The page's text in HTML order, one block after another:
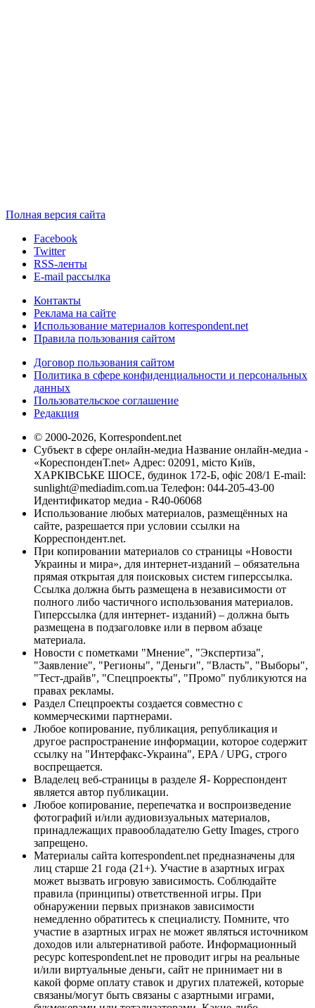
Полная версия сайта
Facebook
Twitter
RSS-ленты
E-mail рассылка
Контакты
Реклама на сайте
Использование материалов korrespondent.net
Правила пользования сайтом
Договор пользования сайтом
Политика в сфере конфиденциальности и персональных
данных
Пользовательское соглашение
Редакция
© 2000-2026, Korrespondent.net
Субъект в сфере онлайн-медиа Название онлайн-медиа -
«КореспонденТ.net» Адрес: 02091, місто Київ,
ХАРКІВСЬКЕ ШОСЕ, будинок 172-Б, офіс 208/1 E-mail:
sunlight@mediadim.com.ua Телефон: 044-205-43-00
Идентификатор медиа - R40-06068
Использование любых материалов, размещённых на
сайте, разрешается при условии ссылки на
Корреспондент.net.
При копировании материалов со страницы «Новости
Украины и мира», для интернет-изданий – обязательна
прямая открытая для поисковых систем гиперссылка.
Ссылка должна быть размещена в независимости от
полного либо частичного использования материалов.
Гиперссылка (для интернет- изданий) – должна быть
размещена в подзаголовке или в первом абзаце
материала.
Новости с пометками "Мнение", "Экспертиза",
"Заявление", "Регионы", "Деньги", "Власть", "Выборы",
"Тест-драйв", "Спецпроекты", "Промо" публикуются на
правах рекламы.
Раздел Спецпроекты создается совместно с
коммерческими партнерами.
Любое копирование, публикация, републикация и
другое распространение информации, которое содержит
ссылку на "Интерфакс-Украина", EPA / UPG, строго
воспрещается.
Владелец веб-страницы в разделе Я- Корреспондент
является автор публикации.
Любое копирование, перепечатка и воспроизведение
фотографий и/или аудиовизуальных материалов,
принадлежащих правообладателю Getty Images, строго
запрещено.
Материалы сайта korrespondent.net предназначены для
лиц старше 21 года (21+). Участие в азартных играх
может вызвать игровую зависимость. Соблюдайте
правила (принципы) ответственной игры. При
обнаружении первых признаков зависимости
немедленно обратитесь к специалисту. Помните, что
участие в азартных играх не может являться источником
доходов или альтернативой работе. Информационный
ресурс korrespondent.net не проводит игры на реальные
и/или виртуальные деньги, сайт не принимает ни в
какой форме оплату ставок и других платежей, которые
связаны/могут быть связаны с азартными играми,